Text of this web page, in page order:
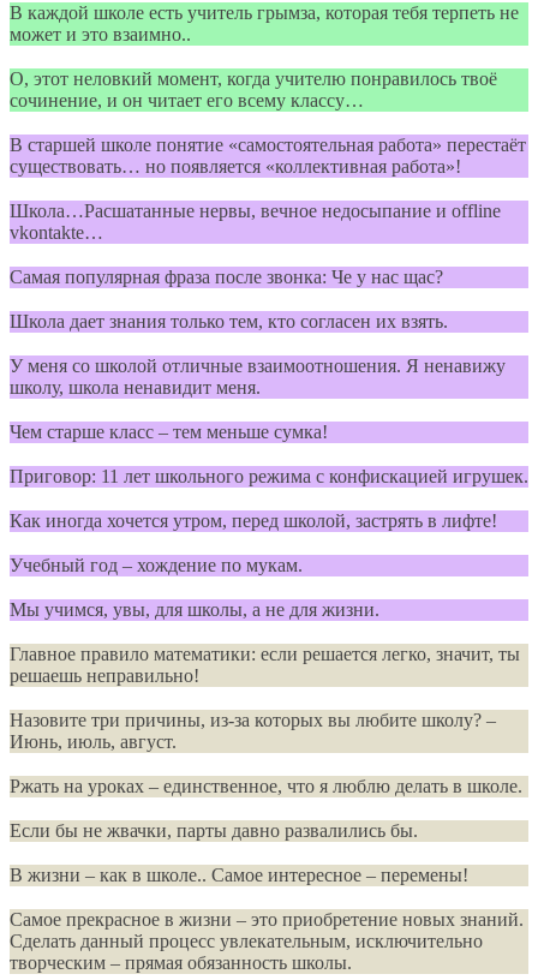
В каждой школе есть учитель грымза, которая тебя терпеть не
может и это взаимно..
О, этот неловкий момент, когда учителю понравилось твоё
сочинение, и он читает его всему классу…
В старшей школе понятие «самостоятельная работа» перестаёт
существовать… но появляется «коллективная работа»!
Школа…Расшатанные нервы, вечное недосыпание и offline
vkontakte…
Самая популярная фраза после звонка: Че у нас щас?
Школа дает знания только тем, кто согласен их взять.
У меня со школой отличные взаимоотношения. Я ненавижу
школу, школа ненавидит меня.
Чем старше класс – тем меньше сумка!
Приговор: 11 лет школьного режима с конфискацией игрушек.
Как иногда хочется утром, перед школой, застрять в лифте!
Учебный год – хождение по мукам.
Мы учимся, увы, для школы, а не для жизни.
Главное правило математики: если решается легко, значит, ты
решаешь неправильно!
Назовите три причины, из-за которых вы любите школу? –
Июнь, июль, август.
Ржать на уроках – единственное, что я люблю делать в школе.
Если бы не жвачки, парты давно развалились бы.
В жизни – как в школе.. Самое интересное – перемены!
Самое прекрасное в жизни – это приобретение новых знаний.
Сделать данный процесс увлекательным, исключительно
творческим – прямая обязанность школы.